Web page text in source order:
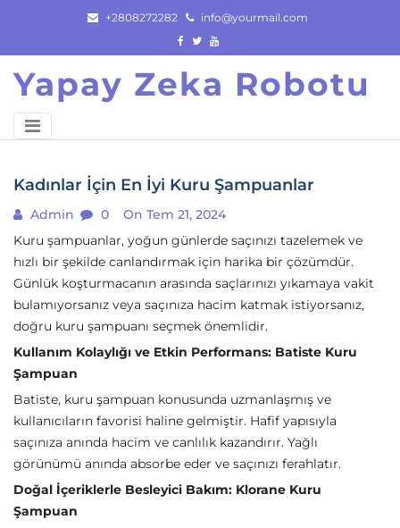
content
+2808272282 info@yourmail.com
Yapay Zeka Robotu
Kadınlar İçin En İyi Kuru Şampuanlar
Admin 0
On Tem 21, 2024
Kuru şampuanlar, yoğun günlerde saçınızı tazelemek ve
hızlı bir şekilde canlandırmak için harika bir çözümdür.
Günlük koşturmacanın arasında saçlarınızı yıkamaya vakit
bulamıyorsanız veya saçınıza hacim katmak istiyorsanız,
doğru kuru şampuanı seçmek önemlidir.
Kullanım Kolaylığı ve Etkin Performans: Batiste Kuru
Şampuan
Batiste, kuru şampuan konusunda uzmanlaşmış ve
kullanıcıların favorisi haline gelmiştir. Hafif yapısıyla
saçınıza anında hacim ve canlılık kazandırır. Yağlı
görünümü anında absorbe eder ve saçınızı ferahlatır.
Doğal İçeriklerle Besleyici Bakım: Klorane Kuru
Şampuan